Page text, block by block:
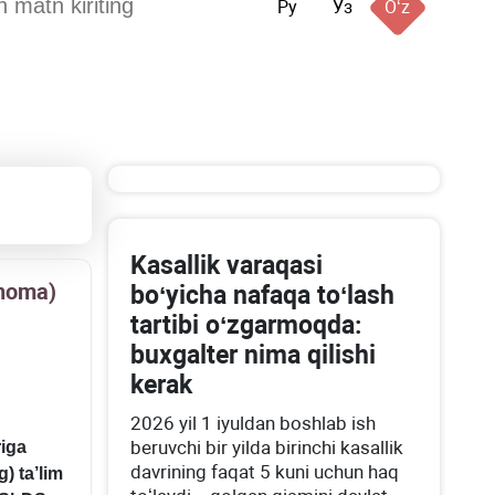
Ру Ўз Oʻz
ta’lim
Kasallik varaqasi
boʻyicha nafaqa toʻlash
tartibi oʻzgarmoqda:
buхgalter nima qilishi
kerak
2026 yil 1 iyuldan boshlab ish
beruvchi bir yilda birinchi kasallik
davrining faqat 5 kuni uchun haq